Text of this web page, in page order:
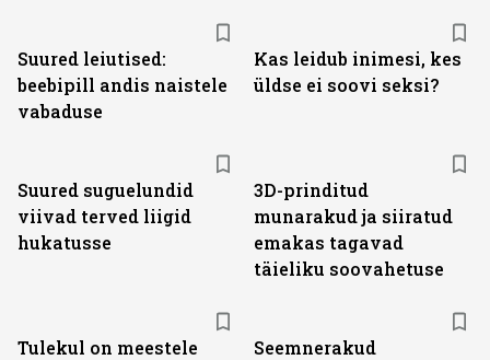
Suured leiutised:
beebipill andis naistele
vabaduse
Kas leidub inimesi, kes
üldse ei soovi seksi?
Suured suguelundid
viivad terved liigid
hukatusse
3D-prinditud
munarakud ja siiratud
emakas tagavad
täieliku soovahetuse
Tulekul on meestele
Seemnerakud